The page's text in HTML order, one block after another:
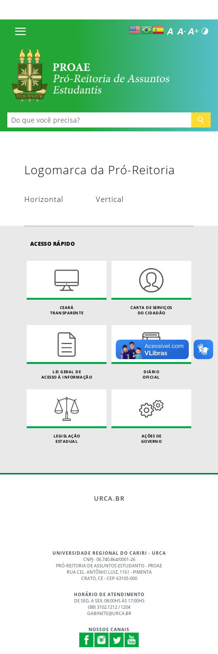
Logomarca da Pró-Reitoria
Horizontal Vertical
ACESSO RÁPIDO
CEARÁ
TRANSPARENTE
CARTA DE SERVIÇOS
DO CIDADÃO
LEI GERAL DE
ACESSO À INFORMAÇÃO
DIÁRIO
OFICIAL
LEGISLAÇÃO
ESTADUAL
AÇÕES DE
GOVERNO
URCA.BR
UNIVERSIDADE REGIONAL DO CARIRI - URCA
CNPJ - 06.740.864/0001-26
PRÓ-REITORIA DE ASSUNTOS ESTUDANTIS - PROAE
RUA CEL. ANTÔNIO LUIZ, 1161 - PIMENTA
CRATO, CE - CEP: 63105-000
HORÁRIO DE ATENDIMENTO
DE SEG. A SEX. 08:00HS ÀS 17:00HS
(88) 3102.1212 / 1204
GABINETE@URCA.BR
NOSSOS CANAIS